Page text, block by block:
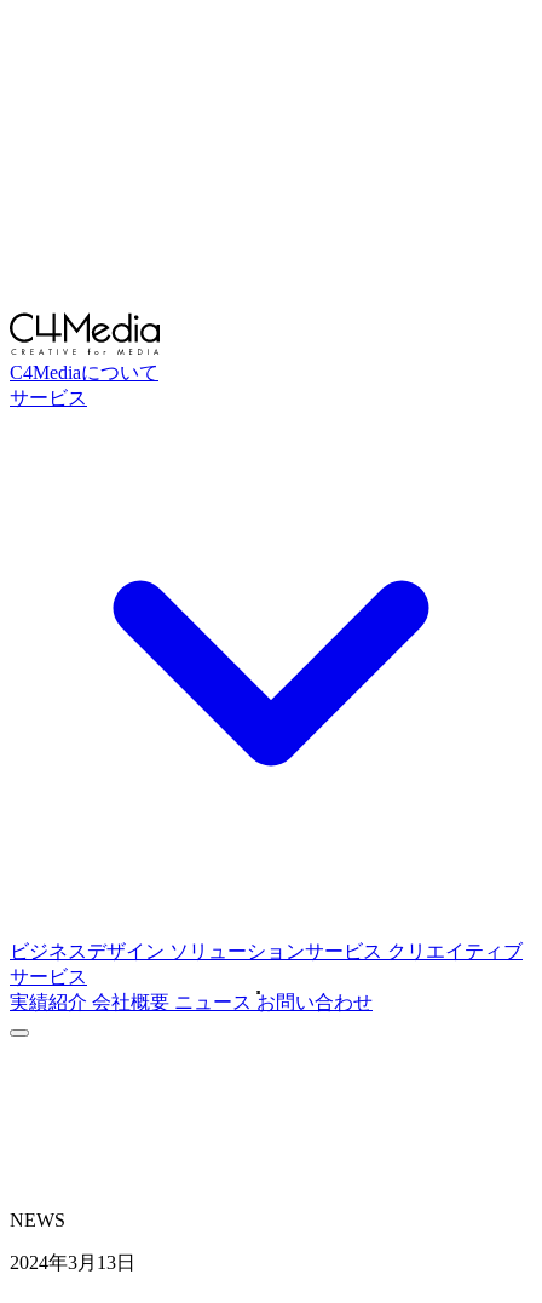
C4Mediaについて
サービス
ビジネスデザイン ソリューションサービス クリエイティブ
サービス
実績紹介 会社概要 ニュース お問い合わせ
NEWS
2024年3月13日